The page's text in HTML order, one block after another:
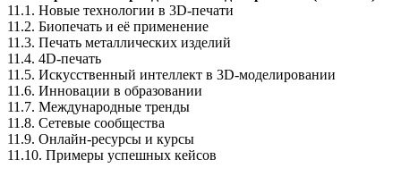
11.1. Новые технологии в 3D-печати
11.2. Биопечать и её применение
11.3. Печать металлических изделий
11.4. 4D-печать
11.5. Искусственный интеллект в 3D-моделировании
11.6. Инновации в образовании
11.7. Международные тренды
11.8. Сетевые сообщества
11.9. Онлайн-ресурсы и курсы
11.10. Примеры успешных кейсов